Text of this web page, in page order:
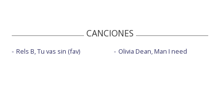
CANCIONES
Rels B, Tu vas sin (fav) Olivia Dean, Man I need